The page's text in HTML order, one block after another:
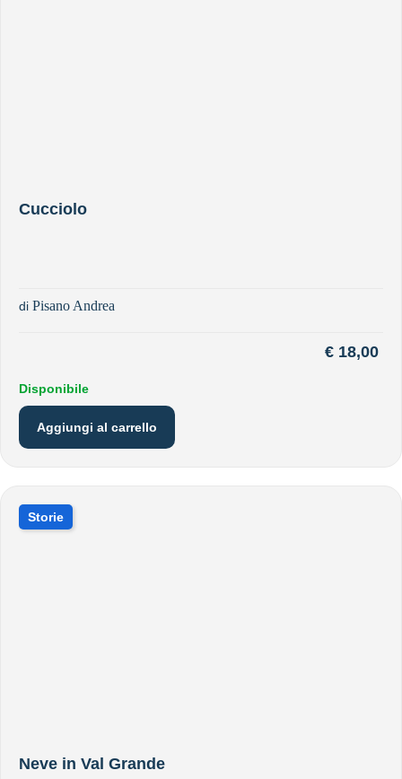
Cucciolo
di Pisano Andrea
€ 18,00
Disponibile
Aggiungi al carrello
Storie
Neve in Val Grande